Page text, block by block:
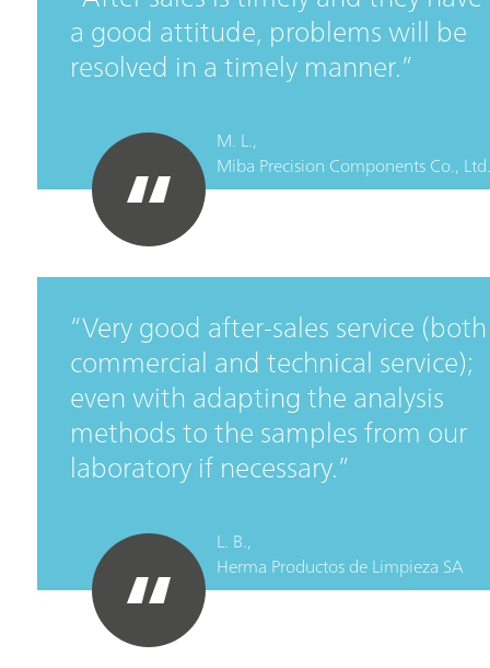
a good attitude, problems will be
resolved in a timely manner.
M. L.,
Miba Precision Components Co., Ltd.
Very good after-sales service (both
commercial and technical service);
even with adapting the analysis
methods to the samples from our
laboratory if necessary.
L. B.,
Herma Productos de Limpieza SA